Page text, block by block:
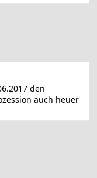
den
auch heuer